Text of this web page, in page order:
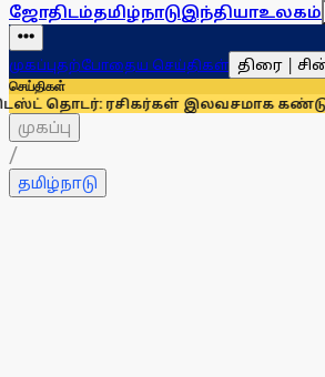
ஜோதிடம்தமிழ்நாடுஇந்தியாஉலகம்
முகப்புதற்போதைய செய்திகள் திரை |
செய்திகள்
இலவசமாக கண்டு ரசிக்கலாம்!
முகப்பு
/
தமிழ்நாடு